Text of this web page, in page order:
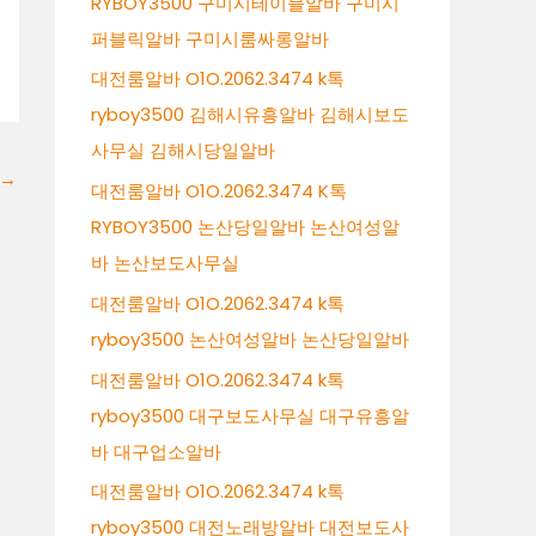
→
퍼블릭알바 구미시룸싸롱알바
대전룸알바 O1O.2062.3474 k톡
ryboy3500 김해시유흥알바 김해시보도
사무실 김해시당일알바
대전룸알바 O1O.2062.3474 K톡
RYBOY3500 논산당일알바 논산여성알
바 논산보도사무실
대전룸알바 O1O.2062.3474 k톡
ryboy3500 논산여성알바 논산당일알바
대전룸알바 O1O.2062.3474 k톡
ryboy3500 대구보도사무실 대구유흥알
바 대구업소알바
대전룸알바 O1O.2062.3474 k톡
ryboy3500 대전노래방알바 대전보도사